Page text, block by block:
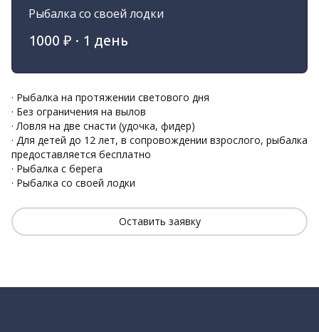
Рыбалка со своей лодки
1000 ₽ · 1 день
· Рыбалка на протяжении светового дня
· Без ограничения на вылов
· Ловля на две снасти (удочка, фидер)
· Для детей до 12 лет, в сопровождении взрослого, рыбалка
предоставляется бесплатно
· Рыбалка с берега
· Рыбалка со своей лодки
Оставить заявку